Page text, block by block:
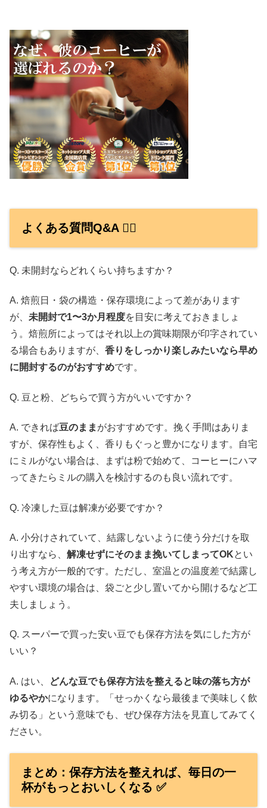
よくある質問Q&A 🙋‍♀️
Q. 未開封ならどれくらい持ちますか？
A. 焙煎日・袋の構造・保存環境によって差があります
が、 未開封で1〜3か月程度を目安に考えておきましょ
う。焙煎所によってはそれ以上の賞味期限が印字されてい
る場合もありますが、 香りをしっかり楽しみたいなら早め
に開封するのがおすすめです。
Q. 豆と粉、どちらで買う方がいいですか？
A. できれば豆のまま がおすすめです。挽く手間はありま
すが、保存性もよく、香りもぐっと豊かになります。自宅
にミルがない場合は、まずは粉で始めて、コーヒーにハマ
ってきたらミルの購入を検討するのも良い流れです。
Q. 冷凍した豆は解凍が必要ですか？
A. 小分けされていて、結露しないように使う分だけを取
り出すなら、 解凍せずにそのまま挽いてしまってOKとい
う考え方が一般的です。ただし、室温との温度差で結露し
やすい環境の場合は、袋ごと少し置いてから開けるなど工
夫しましょう。
Q. スーパーで買った安い豆でも保存方法を気にした方が
いい？
A. はい、
どんな豆でも保存方法を整えると味の落ち方が
ゆるやかになります。「せっかくなら最後まで美味しく飲
み切る」という意味でも、ぜひ保存方法を見直してみてく
ださい。
まとめ：保存方法を整えれば、毎日の一
杯がもっとおいしくなる ✅